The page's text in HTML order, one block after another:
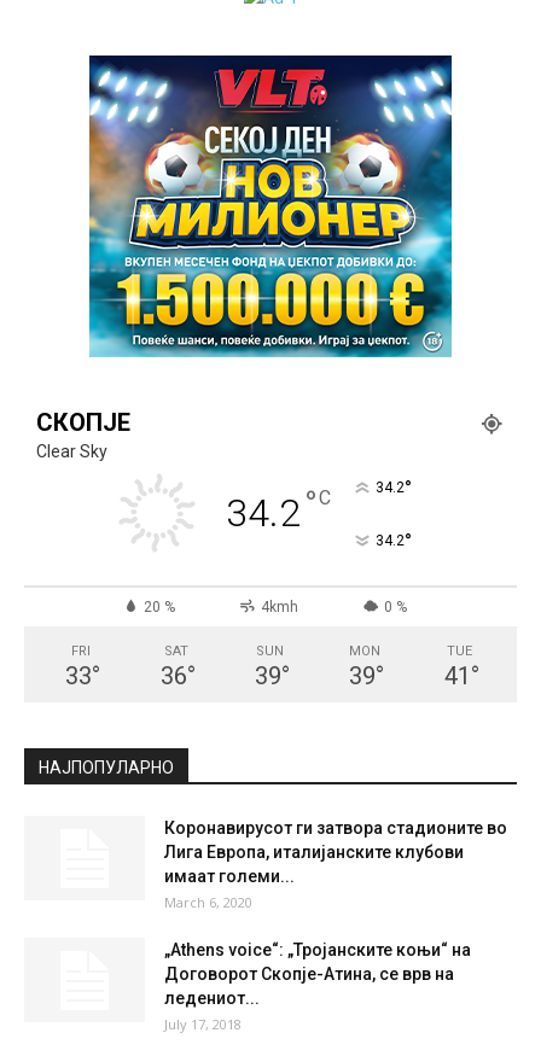
СКОПЈЕ
Clear Sky
34.2°C 34.2°
34.2°
20 % 4kmh 0 %
FRI
33°
SAT
36°
SUN
39°
MON
39°
TUE
41 °
НАЈПОПУЛАРНО
Коронавирусот ги затвора стадионите во
Лига Европа, италијанските клубови
имаат големи...
March 6, 2020
„Athens voice“: „Тројанските коњи“ на
Договорот Скопје-Атина, се врв на
ледениот...
July 17, 2018